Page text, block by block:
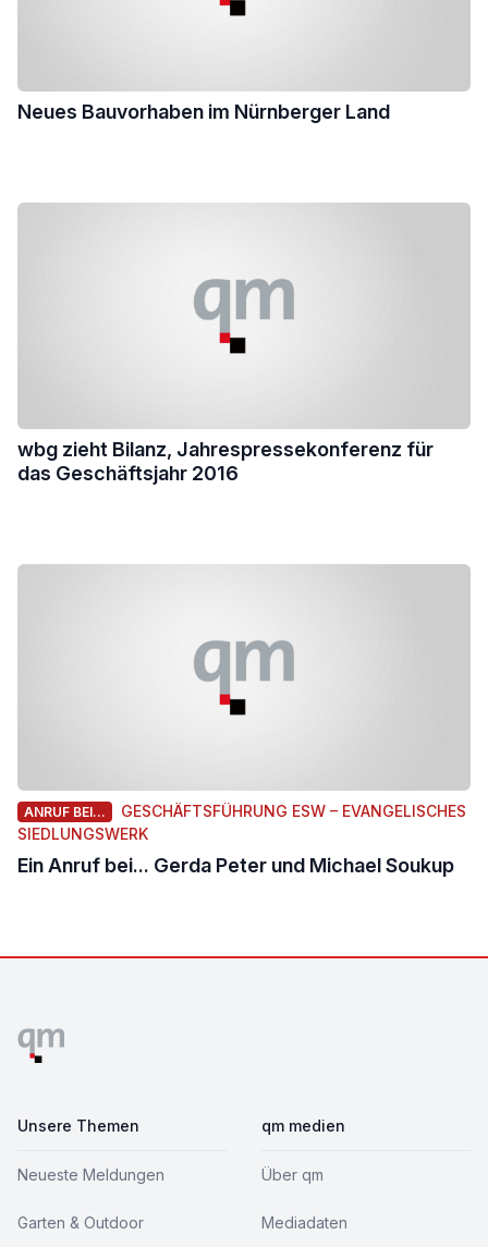
Neues Bauvorhaben im Nürnberger Land
wbg zieht Bilanz, Jahrespressekonferenz für
das Geschäftsjahr 2016
ANRUF BEI...
GESCHÄFTSFÜHRUNG ESW – EVANGELISCHES
SIEDLUNGSWERK
Ein Anruf bei... Gerda Peter und Michael Soukup
Unsere Themen
Neueste Meldungen
Garten & Outdoor
qm medien
Über qm
Mediadaten